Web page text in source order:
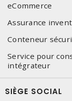
eCommerce
Assurance
Conteneur
Service pour
intégrateur
SIÈGE SOCIAL